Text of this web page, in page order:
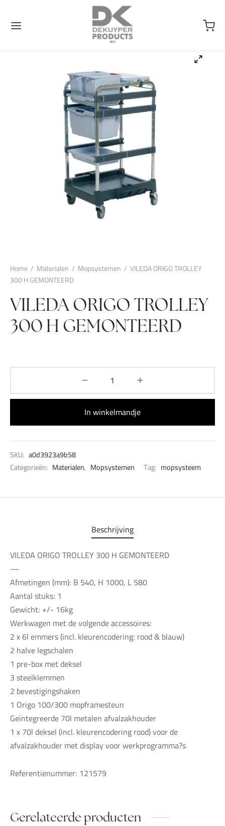
Home / Materialen / Mopsystemen / VILEDA ORIGO TROLLEY
300 H GEMONTEERD
VILEDA ORIGO TROLLEY
300 H GEMONTEERD
In winkelmandje
SKU: a0d3923a9b58
Categorieën: Materialen, Mopsystemen Tag: mopsysteem
Beschrijving
VILEDA ORIGO TROLLEY 300 H GEMONTEERD
—
Afmetingen (mm): B 540, H 1000, L 580
Aantal stuks: 1
Gewicht: +/- 16kg
Werkwagen met de volgende accessoires:
2 x 6l emmers (incl. kleurencodering: rood & blauw)
2 halve legschalen
1 pre-box met deksel
3 steelklemmen
2 bevestigingshaken
1 Origo 100/300 mopframesteun
Geïntegreerde 70l metalen afvalzakhouder
1 x 70l deksel (incl. kleurencodering rood) voor de
afvalzakhouder met display voor werkprogramma?s
Referentienummer: 121579
Gerelateerde producten